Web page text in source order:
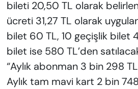
bileti 20,50 TL olarak
ücreti 31,27 TL olarak
bilet 60 TL, 10 geçişlik bilet
bilet ise 580 TL’den
“Aylık abonman 3 bin 298
Aylık tam mavi kart 2 bin